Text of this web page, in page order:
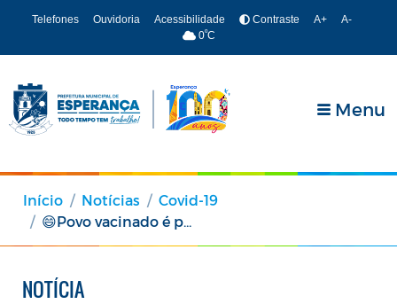
Telefones Ouvidoria Acessibilidade Contraste A+
A-
0ºC
Menu
Início Notícias
Covid-19
😄Povo vacinado é povo feliz!
NOTÍCIA